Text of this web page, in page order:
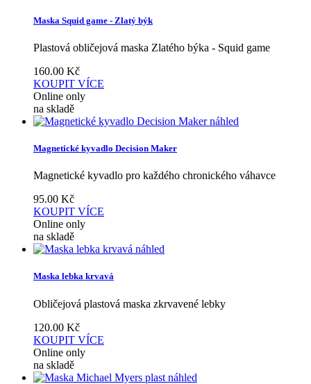
Maska Squid game - Zlatý býk
Plastová obličejová maska Zlatého býka - Squid game
160.00 Kč
KOUPIT VÍCE
Online only
na skladě
náhled
Magnetické kyvadlo Decision Maker
Magnetické kyvadlo pro každého chronického váhavce
95.00 Kč
KOUPIT VÍCE
Online only
na skladě
náhled
Maska lebka krvavá
Obličejová plastová maska zkrvavené lebky
120.00 Kč
KOUPIT VÍCE
Online only
na skladě
náhled